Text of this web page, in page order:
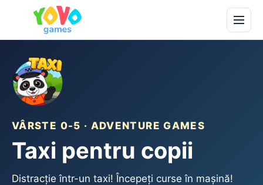
VÂRSTE 0-5 · ADVENTURE GAMES
Taxi pentru copii
Distracție într-un taxi! Începeți curse în mașină!